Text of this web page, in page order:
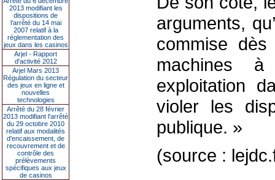
2013 modifiant les
dispositions de
l’arrêté du 14 mai
2007 relatif à la
réglementation des
jeux dans les casinos
Arjel - Rapport
d'activité 2012
Arjel Mars 2013
Régulation du secteur
des jeux en ligne et
nouvelles
technologies
Arrêté du 28 février
2013 modifiant l'arrêté
du 29 octobre 2010
relatif aux modalités
d'encaissement, de
recouvrement et de
contrôle des
prélèvements
spécifiques aux jeux
de casinos
arguments,
commise
machines
exploitation
violer les
publique. »
(source :